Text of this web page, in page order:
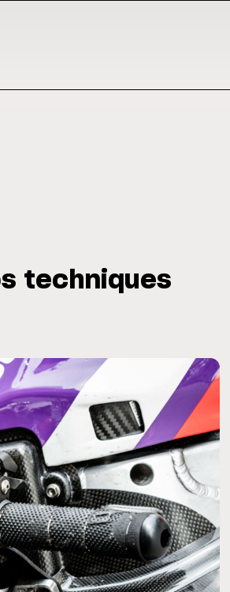
du GP de
Zarco évite
septembre
techniques